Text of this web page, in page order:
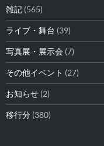
雑記 (565)
ライブ・舞台 (39)
写真展・展示会 (7)
その他イベント (27)
お知らせ (2)
移行分 (380)